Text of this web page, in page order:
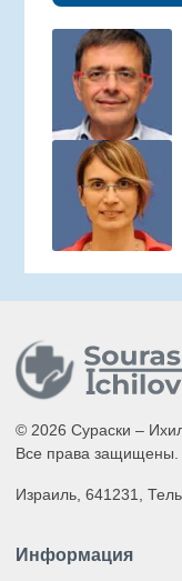
© 2026 Сураски –
Все права защищены.
Израиль, 641231,
Информация